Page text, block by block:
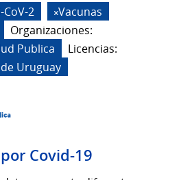
CoV-2
Vacunas
Organizaciones:
Publica
Licencias:
Uruguay
Covid-19